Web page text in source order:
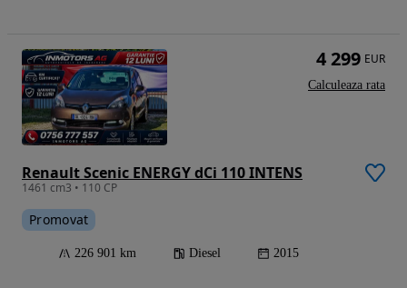
Renault Scenic ENERGY dCi 110 INTENS
1461 cm3 • 110 CP
Promovat
226 901 km Diesel 2015
4 299 EUR
Calculeaza rata